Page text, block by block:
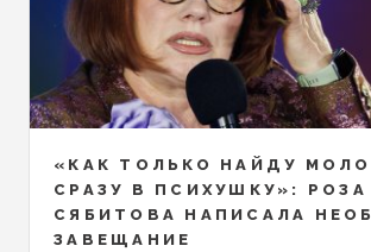
«КАК ТОЛЬКО НАЙДУ
СРАЗУ В ПСИХУШКУ»: РОЗА
СЯБИТОВА НАПИСАЛА
ЗАВЕЩАНИЕ